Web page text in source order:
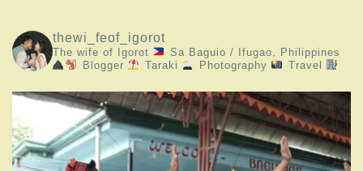
thewi_feof_igorot
The wife of Igorot
Sa Baguio / Ifugao, Philippines
Blogger
Taraki Photography Travel